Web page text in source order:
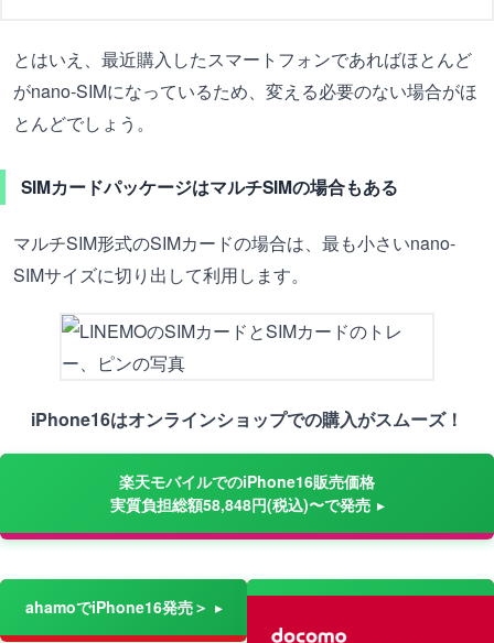
とはいえ、最近購入したスマートフォンであればほとんど
がnano-SIMになっているため、変える必要のない場合がほ
とんどでしょう。
SIMカードパッケージはマルチSIMの場合もある
マルチSIM形式のSIMカードの場合は、最も小さいnano-
SIMサイズに切り出して利用します。
iPhone16はオンラインショップでの購入がスムーズ！
楽天モバイルでのiPhone16販売価格
実質負担総額58,848円(税込)〜で発売
ahamoでiPhone16発売＞